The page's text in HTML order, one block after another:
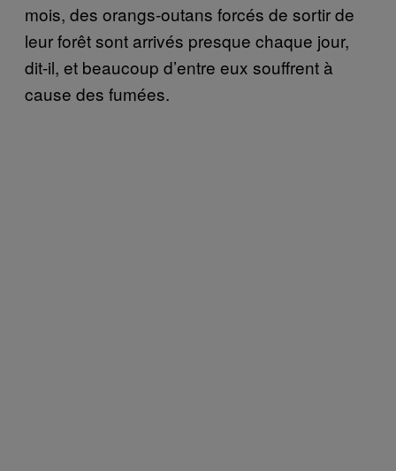
mois, des orangs-outans forcés de sortir de
leur forêt sont arrivés presque chaque jour,
dit-il, et beaucoup d’entre eux souffrent à
cause des fumées.